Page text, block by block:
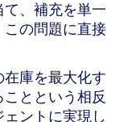
、補充を単一
の問題に直接
庫を最大化す
とという相反
ントに実現し